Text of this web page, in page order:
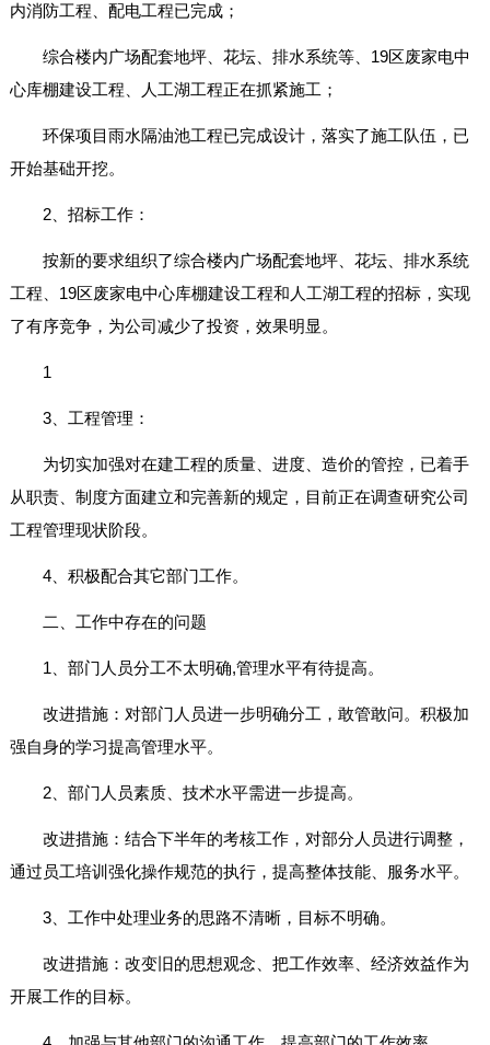
内消防工程、配电工程已完成；
综合楼内广场配套地坪、花坛、排水系统等、19区废家电中
心库棚建设工程、人工湖工程正在抓紧施工；
环保项目雨水隔油池工程已完成设计，落实了施工队伍，已
开始基础开挖。
2、招标工作：
按新的要求组织了综合楼内广场配套地坪、花坛、排水系统
工程、19区废家电中心库棚建设工程和人工湖工程的招标，实现
了有序竞争，为公司减少了投资，效果明显。
1
3、工程管理：
为切实加强对在建工程的质量、进度、造价的管控，已着手
从职责、制度方面建立和完善新的规定，目前正在调查研究公司
工程管理现状阶段。
4、积极配合其它部门工作。
二、工作中存在的问题
1、部门人员分工不太明确,管理水平有待提高。
改进措施：对部门人员进一步明确分工，敢管敢问。积极加
强自身的学习提高管理水平。
2、部门人员素质、技术水平需进一步提高。
改进措施：结合下半年的考核工作，对部分人员进行调整，
通过员工培训强化操作规范的执行，提高整体技能、服务水平。
3、工作中处理业务的思路不清晰，目标不明确。
改进措施：改变旧的思想观念、把工作效率、经济效益作为
开展工作的目标。